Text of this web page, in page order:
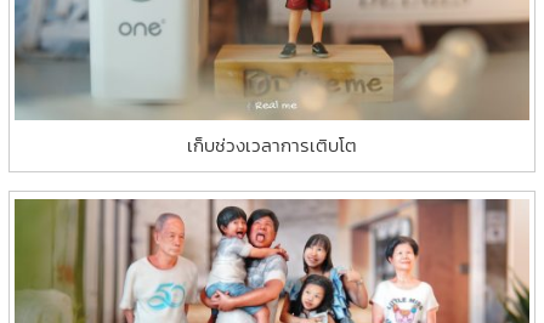
เก็บช่วงเวลาการเติบโต